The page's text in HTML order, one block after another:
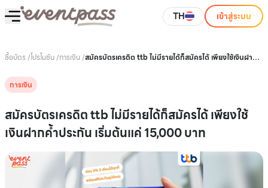
TH เข้าสู่ระบบ
ซื้อบัตร /โปรโมชัน/การเงิน/สมัครบัตรเครดิต ttb ไม่มีรายได้ก็สมัครได้ เพียงใช้เงินฝาก
การเงิน
สมัครบัตรเครดิต ttb ไม่มีรายได้ก็สมัครได้ เพียงใช้
เงินฝากค้ำประกัน เริ่มต้นแค่ 15,000 บาท